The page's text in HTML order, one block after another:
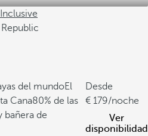
del mundoEl
Cana80% de las
bañera de
Desde
179/noche
Ver
disponibilidad